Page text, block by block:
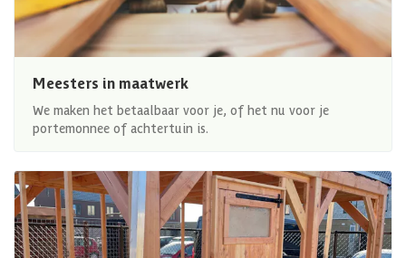
Meesters in maatwerk
We maken het betaalbaar voor je, of het nu voor je
portemonnee of achtertuin is.